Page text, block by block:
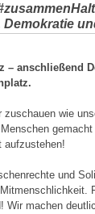
– anschließend
wie
aufzustehen!
und
Wir machen